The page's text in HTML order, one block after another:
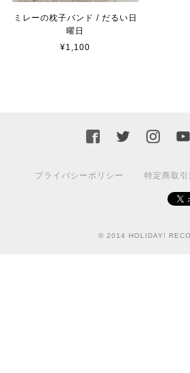
ミレーの枕子バンド / だるい日
曜日
¥1,100
プライバシーポリシー 特定商取
© 2014 HOLIDAY!